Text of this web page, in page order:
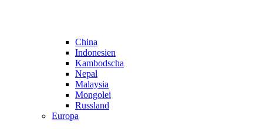
China
Indonesien
Kambodscha
Nepal
Malaysia
Mongolei
Russland
Europa